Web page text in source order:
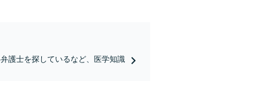
護士を探しているなど、医学知識